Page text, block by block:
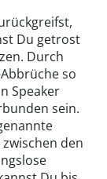
Du getrost
Durch
so
Speaker
sein.
den